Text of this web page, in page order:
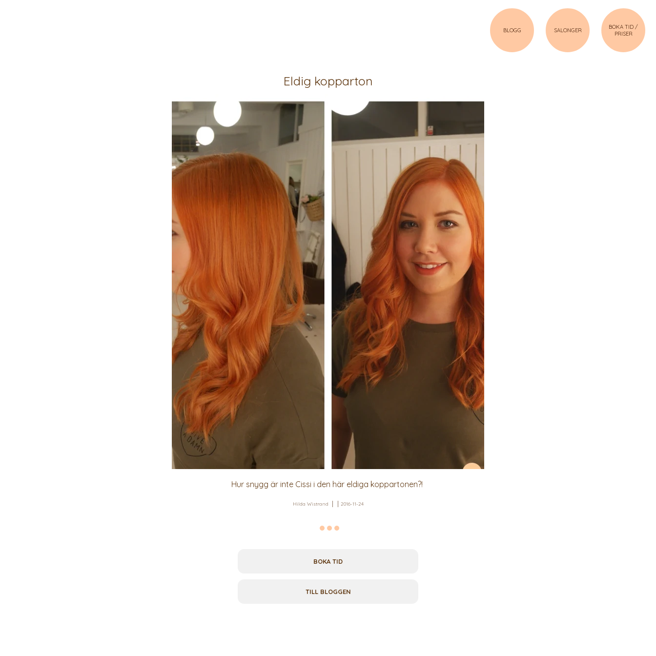
BLOGG SALONGER
BOKA TID /
PRISER
Eldig kopparton
Hur snygg är inte Cissi i den här eldiga koppartonen?!
Hilda Wistrand 2016-11-24
BOKA TID
TILL BLOGGEN